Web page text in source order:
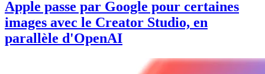
Apple passe par Google pour certaines
images avec le Creator Studio, en
parallèle d'OpenAI